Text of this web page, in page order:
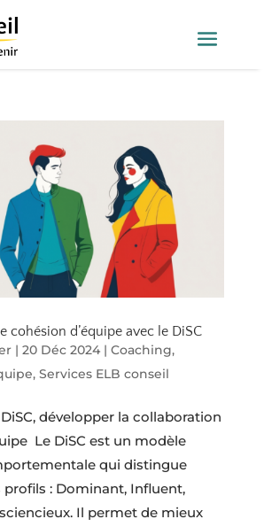
cohésion d’équipe avec le DiSC
| 20 Déc 2024| Coaching,
, Services ELB conseil
développer la collaboration
Le DiSC est un modèle
qui distingue
: Dominant, Influent,
Il permet de mieux